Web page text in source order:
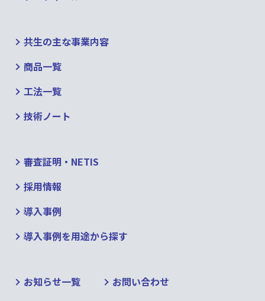
共生の主な事業内容
商品一覧
工法一覧
技術ノート
審査証明・NETIS
採用情報
導入事例
導入事例を用途から探す
お知らせ一覧
お問い合わせ